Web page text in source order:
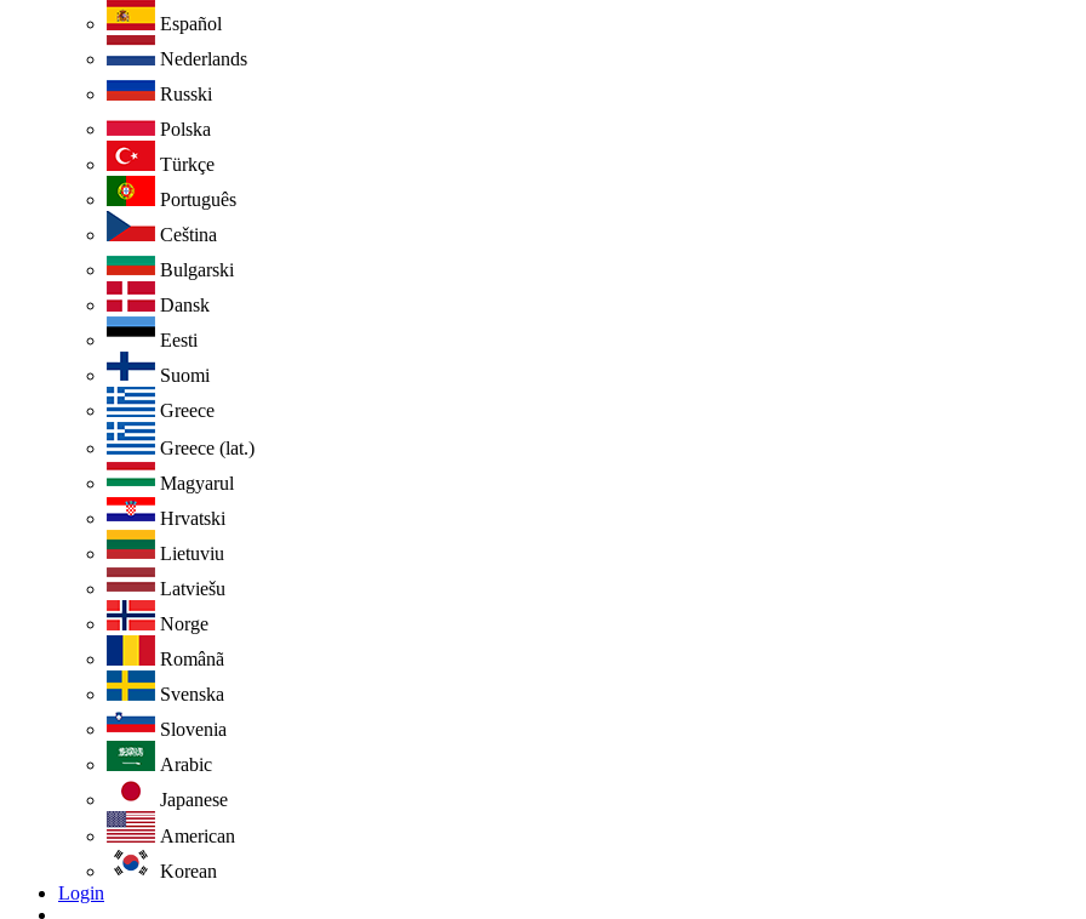
Español
Nederlands
Russki
Polska
Türkçe
Português
Ceština
Bulgarski
Dansk
Eesti
Suomi
Greece
Greece (lat.)
Magyarul
Hrvatski
Lietuviu
Latviešu
Norge
Românã
Svenska
Slovenia
Arabic
Japanese
American
Korean
Login